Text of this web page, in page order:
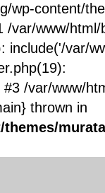
wp-content/
/var/www/html/
include('/var/
/var/www/
thrown in